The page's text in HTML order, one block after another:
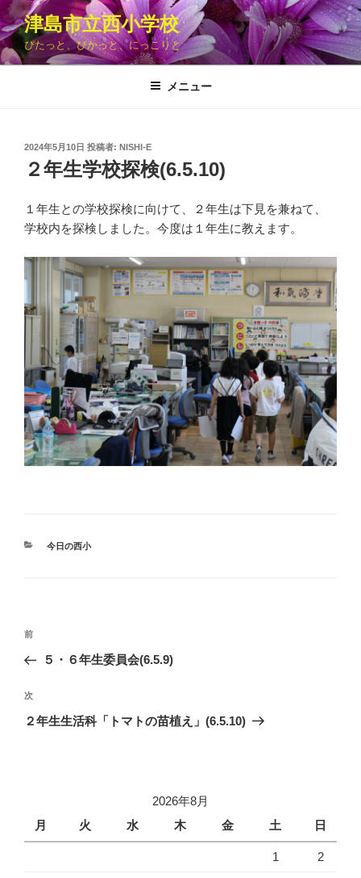
コ
ン
テ
ン
津島市立西小学校
ぴたっと、ぴかっと、にっこりと
メニュー
投
稿
日:
2024年5月10日 投稿者: NISHI-E
２年生学校探検(6.5.10)
１年生との学校探検に向けて、２年生は下見を兼ねて、
学校内を探検しました。今度は１年生に教えます。
カ
今日の西小
投
ビ
ゲ
過
去
投
稿
前
５・６年生委員会(6.5.9)
次
の
次
２年生生活科「トマトの苗植え」(6.5.10)
2026年8月
月
火 水 木 金 土 日
1 2